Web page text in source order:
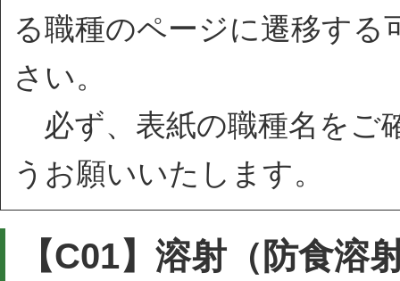
る職種のページに遷移す
さい。
必ず、表紙の職種名をご
うお願いいたします。
【C01】溶射（防食溶